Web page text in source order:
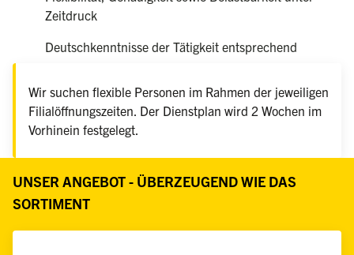
Zeitdruck
Deutschkenntnisse der Tätigkeit entsprechend
Wir suchen flexible Personen im Rahmen der jeweiligen
Filialöffnungszeiten. Der Dienstplan wird 2 Wochen im
Vorhinein festgelegt.
UNSER ANGEBOT - ÜBERZEUGEND WIE DAS
SORTIMENT